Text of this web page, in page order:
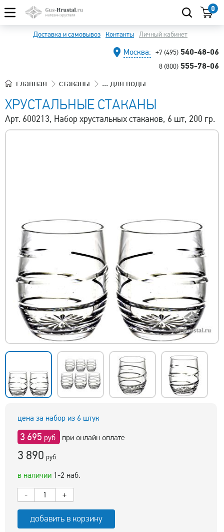
0
Доставка и самовывоз Контакты Личный кабинет
Москва: +7 (495) 540-48-06
8 (800) 555-78-06
главная стаканы ... для воды
ХРУСТАЛЬНЫЕ СТАКАНЫ
Арт. 600213, Набор хрустальных стаканов, 6 шт, 200 гр.
цена за набор из 6 штук
3 695 руб. при онлайн оплате
3 890 руб.
в наличии 1-2 наб.
-
+
добавить в корзину